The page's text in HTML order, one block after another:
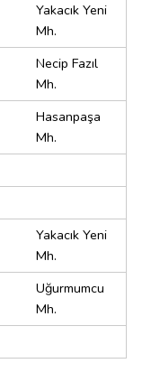
Yakacık Yeni
Mh.
Necip Fazıl
Mh.
Hasanpaşa
Mh.
Yakacık Yeni
Mh.
Uğurmumcu
Mh.